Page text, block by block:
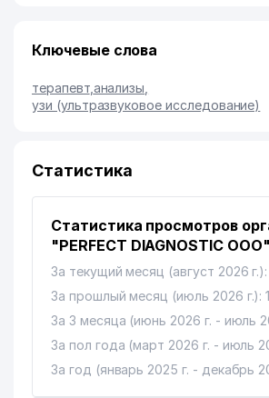
Ключевые слова
терапевт, анализы
узи (ультразвуковое исследование)
Статистика
Статистика просмотров
"PERFECT DIAGNOSTIC ООО"
За текущий месяц (август 2026
За прошлый месяц (июль 2026 г.):
За 3 месяца (июнь 2026 г. - июль
За пол года (март 2026 г. - июль
За год (январь 2025 г. - декабрь